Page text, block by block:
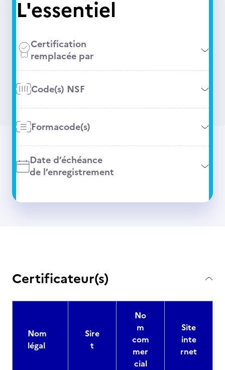
L'essentiel
Certification
remplacée par
Code(s) NSF
Formacode(s)
Date d’échéance
de l’enregistrement
Certificateur(s)
Nom
légal
Sire
t
No
m
com
mer
cial
Site
inte
rnet